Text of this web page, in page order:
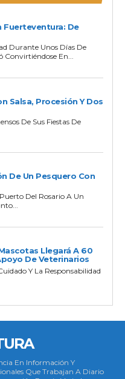
Fuerteventura: De
Durante Unos Días De
En...
Salsa, Procesión Y Dos
De Sus Fiestas De
De Un Pesquero Con
Del Rosario A Un
Llegará A 60
De Veterinarios
Y La Responsabilidad
En Información Y
Que Trabajan A Diario